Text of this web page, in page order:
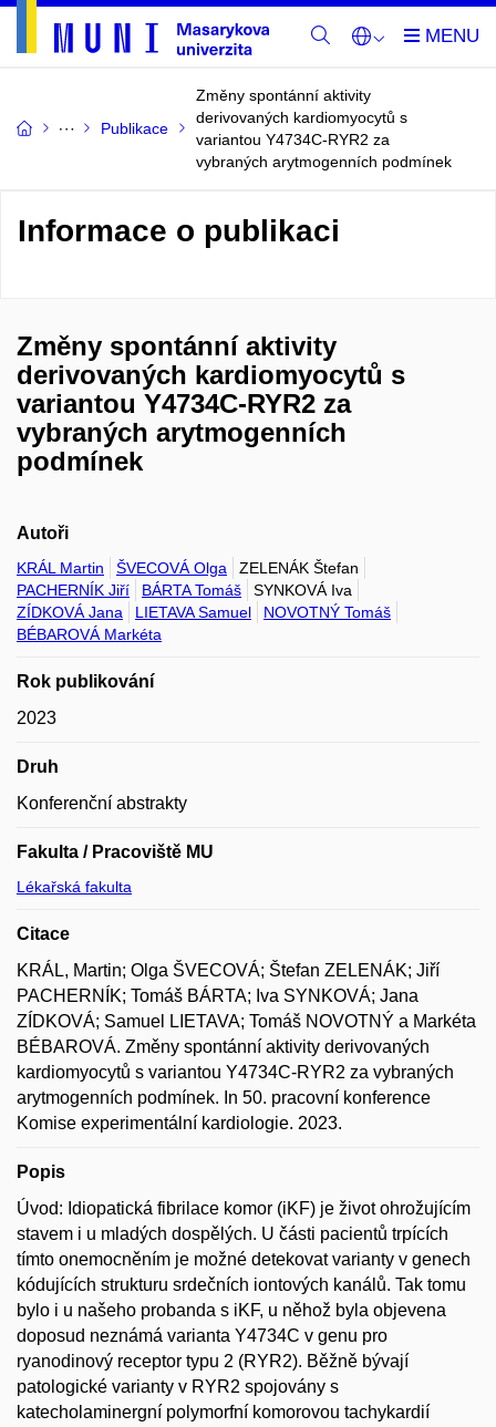
Publikace
Změny spontánní aktivity
derivovaných kardiomyocytů s
variantou Y4734C-RYR2 za
vybraných arytmogenních podmínek
Informace o publikaci
Změny spontánní aktivity
derivovaných kardiomyocytů s
variantou Y4734C-RYR2 za
vybraných arytmogenních
podmínek
Autoři
KRÁL Martin ŠVECOVÁ Olga
ZELENÁK Štefan
PACHERNÍK Jiří
BÁRTA Tomáš
SYNKOVÁ Iva
ZÍDKOVÁ Jana
LIETAVA Samuel
NOVOTNÝ Tomáš
BÉBAROVÁ Markéta
Rok publikování
2023
Druh
Konferenční abstrakty
Fakulta / Pracoviště MU
Lékařská fakulta
Citace
KRÁL, Martin; Olga ŠVECOVÁ; Štefan ZELENÁK; Jiří
PACHERNÍK; Tomáš BÁRTA; Iva SYNKOVÁ; Jana
ZÍDKOVÁ; Samuel LIETAVA; Tomáš NOVOTNÝ a Markéta
BÉBAROVÁ. Změny spontánní aktivity derivovaných
kardiomyocytů s variantou Y4734C-RYR2 za vybraných
arytmogenních podmínek. In 50. pracovní konference
Komise experimentální kardiologie. 2023.
Popis
Úvod: Idiopatická fibrilace komor (iKF) je život ohrožujícím
stavem i u mladých dospělých. U části pacientů trpících
tímto onemocněním je možné detekovat varianty v genech
kódujících strukturu srdečních iontových kanálů. Tak tomu
bylo i u našeho probanda s iKF, u něhož byla objevena
doposud neznámá varianta Y4734C v genu pro
ryanodinový receptor typu 2 (RYR2). Běžně bývají
patologické varianty v RYR2 spojovány s
katecholaminergní polymorfní komorovou tachykardií